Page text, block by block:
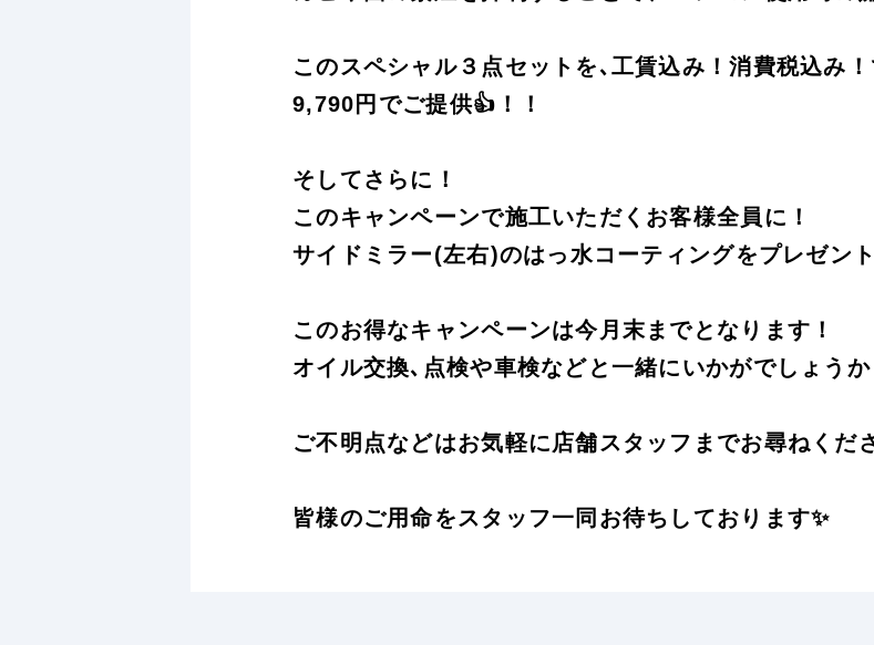
このスペシャル３点セットを､工賃込み！消費税込み
9,790円でご提供👍！！
そしてさらに！
このキャンペーンで施工いただくお客様全員に！
サイドミラー(左右)のはっ水コーティングをプレゼント
このお得なキャンペーンは今月末までとなります！
オイル交換､点検や車検などと一緒にいかがでしょうか
ご不明点などはお気軽に店舗スタッフまでお尋ねくだ
皆様のご用命をスタッフ一同お待ちしております✨